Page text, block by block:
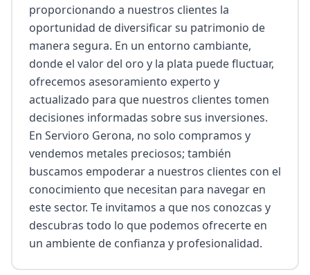
proporcionando a nuestros clientes la
oportunidad de diversificar su patrimonio de
manera segura. En un entorno cambiante,
donde el valor del oro y la plata puede fluctuar,
ofrecemos asesoramiento experto y
actualizado para que nuestros clientes tomen
decisiones informadas sobre sus inversiones.
En Servioro Gerona, no solo compramos y
vendemos metales preciosos; también
buscamos empoderar a nuestros clientes con el
conocimiento que necesitan para navegar en
este sector. Te invitamos a que nos conozcas y
descubras todo lo que podemos ofrecerte en
un ambiente de confianza y profesionalidad.